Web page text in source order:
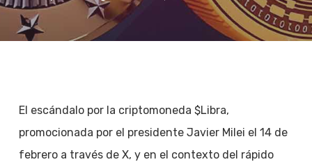
El escándalo por la criptomoneda $Libra,
promocionada por el presidente Javier Milei el 14 de
febrero a través de X, y en el contexto del rápido